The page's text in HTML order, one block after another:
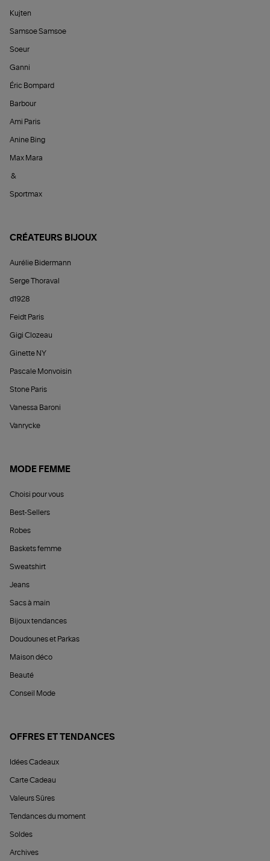
Kujten
Samsoe Samsoe
Soeur
Ganni
Éric Bompard
Barbour
Ami Paris
Anine Bing
Max Mara
&
Sportmax
CRÉATEURS BIJOUX
Aurélie Bidermann
Serge Thoraval
d1928
Feidt Paris
Gigi Clozeau
Ginette NY
Pascale Monvoisin
Stone Paris
Vanessa Baroni
Vanrycke
MODE FEMME
Choisi pour vous
Best-Sellers
Robes
Baskets femme
Sweatshirt
Jeans
Sacs à main
Bijoux tendances
Doudounes et Parkas
Maison déco
Beauté
Conseil Mode
OFFRES ET TENDANCES
Idées Cadeaux
Carte Cadeau
Valeurs Sûres
Tendances du moment
Soldes
Archives